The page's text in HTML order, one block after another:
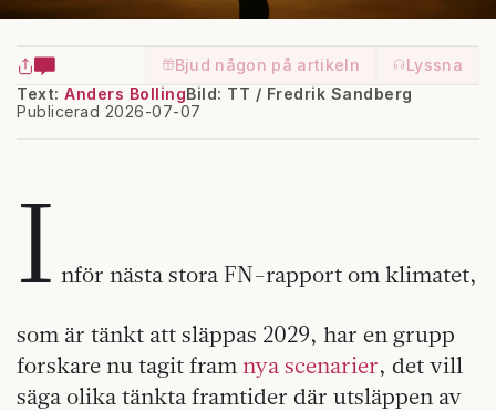
Bjud någon på artikeln
Lyssna
Text: Anders Bolling
Publicerad 2026-07-07
Bild: TT / Fredrik Sandberg
I nför nästa stora FN-rapport om klimatet,
som är tänkt att släppas 2029, har en grupp
forskare nu tagit fram nya scenarier, det vill
säga olika tänkta framtider där utsläppen av